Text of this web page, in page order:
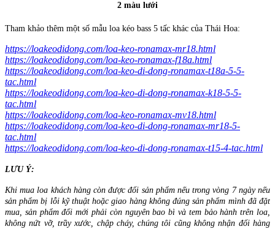
2 màu lưới
Tham khảo thêm một số mẫu loa kéo bass 5 tấc khác của Thái Hoa:
https://loakeodidong.com/loa-keo-ronamax-mr18.html
https://loakeodidong.com/loa-keo-ronamax-f18a.html
https://loakeodidong.com/loa-keo-di-dong-ronamax-t18a-5-5-
tac.html
https://loakeodidong.com/loa-keo-di-dong-ronamax-k18-5-5-
tac.html
https://loakeodidong.com/loa-keo-ronamax-mv18.html
https://loakeodidong.com/loa-keo-di-dong-ronamax-mr18-5-
tac.html
https://loakeodidong.com/loa-keo-di-dong-ronamax-t15-4-tac.html
LƯU Ý:
Khi mua loa khách hàng còn được đổi sản phẩm nếu trong vòng 7 ngày nếu
sản phẩm bị lỗi kỹ thuật hoặc giao hàng không đúng sản phẩm mình đã đặt
mua, sản phẩm đổi mới phải còn nguyên bao bì và tem bảo hành trên loa,
không nứt vỡ, trầy xước, chập cháy, chúng tôi cũng không nhận đổi hàng